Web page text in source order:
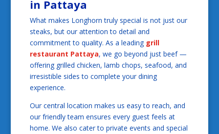
in Pattaya
What makes Longhorn truly special is not just our
steaks, but our attention to detail and
commitment to quality. As a leading grill
restaurant Pattaya, we go beyond just beef —
offering grilled chicken, lamb chops, seafood, and
irresistible sides to complete your dining
experience.
Our central location makes us easy to reach, and
our friendly team ensures every guest feels at
home. We also cater to private events and special